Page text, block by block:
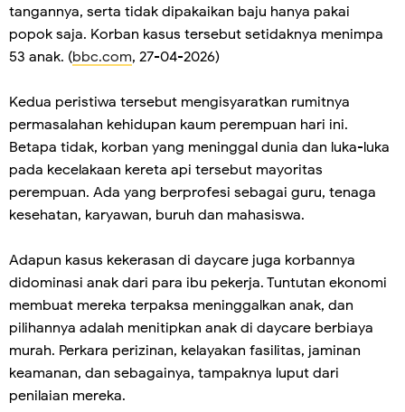
tangannya, serta tidak dipakaikan baju hanya pakai
popok saja. Korban kasus tersebut setidaknya menimpa
53 anak. (bbc.com, 27-04-2026)
Kedua peristiwa tersebut mengisyaratkan rumitnya
permasalahan kehidupan kaum perempuan hari ini.
Betapa tidak, korban yang meninggal dunia dan luka-luka
pada kecelakaan kereta api tersebut mayoritas
perempuan. Ada yang berprofesi sebagai guru, tenaga
kesehatan, karyawan, buruh dan mahasiswa.
Adapun kasus kekerasan di daycare juga korbannya
didominasi anak dari para ibu pekerja. Tuntutan ekonomi
membuat mereka terpaksa meninggalkan anak, dan
pilihannya adalah menitipkan anak di daycare berbiaya
murah. Perkara perizinan, kelayakan fasilitas, jaminan
keamanan, dan sebagainya, tampaknya luput dari
penilaian mereka.